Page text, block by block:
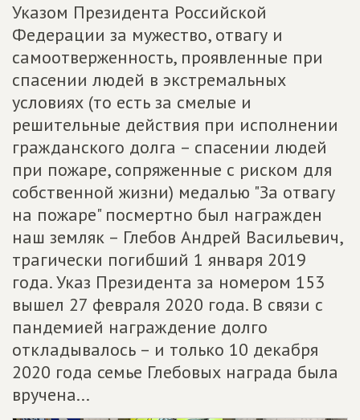
Указом Президента Российской
Федерации за мужество, отвагу и
самоотверженность, проявленные при
спасении людей в экстремальных
условиях (то есть за смелые и
решительные действия при исполнении
гражданского долга – спасении людей
при пожаре, сопряженные с риском для
собственной жизни) медалью "За отвагу
на пожаре" посмертно был награжден
наш земляк – Глебов Андрей Васильевич,
трагически погибший 1 января 2019
года. Указ Президента за номером 153
вышел 27 февраля 2020 года. В связи с
пандемией награждение долго
откладывалось – и только 10 декабря
2020 года семье Глебовых награда была
вручена...